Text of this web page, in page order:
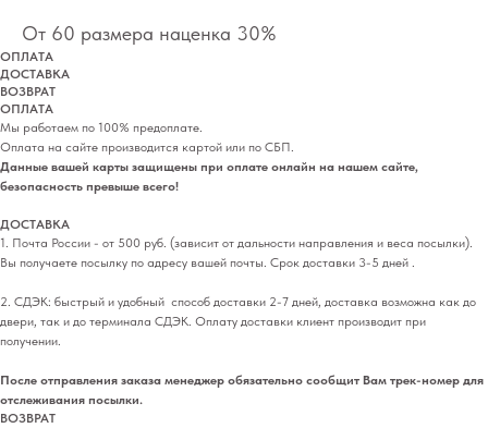
От 60 размера наценка 30%
ОПЛАТА
ДОСТАВКА
ВОЗВРАТ
ОПЛАТА
Мы работаем по 100% предоплате.
Оплата на сайте производится картой или по СБП.
Данные вашей карты защищены при оплате онлайн на нашем сайте,
безопасность превыше всего!
ДОСТАВКА
1. Почта России - от 500 руб. (зависит от дальности направления и веса посылки).
Вы получаете посылку по адресу вашей почты. Срок доставки 3-5 дней .
2. СДЭК: быстрый и удобный способ доставки 2-7 дней, доставка возможна как до
двери, так и до терминала СДЭК. Оплату доставки клиент производит при
получении.
После отправления заказа менеджер обязательно сообщит Вам трек-номер для
отслеживания посылки.
ВОЗВРАТ